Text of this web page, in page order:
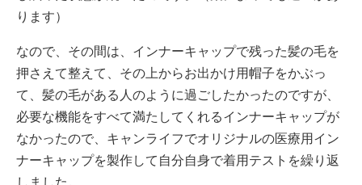
ります）
なので、その間は、インナーキャップで残った髪の毛を
押さえて整えて、その上からお出かけ用帽子をかぶっ
て、髪の毛がある人のように過ごしたかったのですが、
必要な機能をすべて満たしてくれるインナーキャップが
なかったので、キャンライフでオリジナルの医療用イン
ナーキャップを製作して自分自身で着用テストを繰り返
しました。